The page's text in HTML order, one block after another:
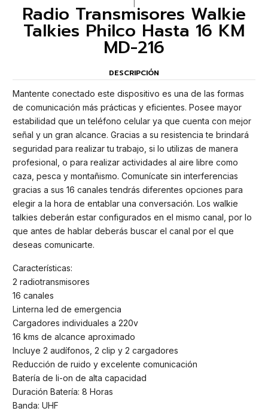
Radio Transmisores Walkie
Talkies Philco Hasta 16 KM
MD-216
DESCRIPCIÓN
Mantente conectado este dispositivo es una de las formas
de comunicación más prácticas y eficientes. Posee mayor
estabilidad que un teléfono celular ya que cuenta con mejor
señal y un gran alcance. Gracias a su resistencia te brindará
seguridad para realizar tu trabajo, si lo utilizas de manera
profesional, o para realizar actividades al aire libre como
caza, pesca y montañismo. Comunícate sin interferencias
gracias a sus 16 canales tendrás diferentes opciones para
elegir a la hora de entablar una conversación. Los walkie
talkies deberán estar configurados en el mismo canal, por lo
que antes de hablar deberás buscar el canal por el que
deseas comunicarte.
Características:
2 radiotransmisores
16 canales
Linterna led de emergencia
Cargadores individuales a 220v
16 kms de alcance aproximado
Incluye 2 audífonos, 2 clip y 2 cargadores
Reducción de ruido y excelente comunicación
Batería de li-on de alta capacidad
Duración Batería: 8 Horas
Banda: UHF